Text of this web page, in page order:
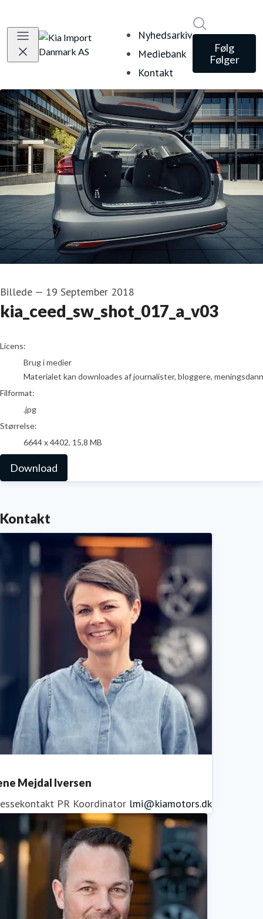
Nyhedsarkiv
Mediebank
Kontakt
Følg
Følger
Billede — 19 September 2018
kia_ceed_sw_shot_017_a_v03
go to media item
Licens:
Brug i medier
Materialet kan downloades af journalister, bloggere,
Filformat:
.jpg
Størrelse:
6644 x 4402, 15,8 MB
Download
Kontakt
Mejdal Iversen
PR Koordinator lmi@kiamotors.dk